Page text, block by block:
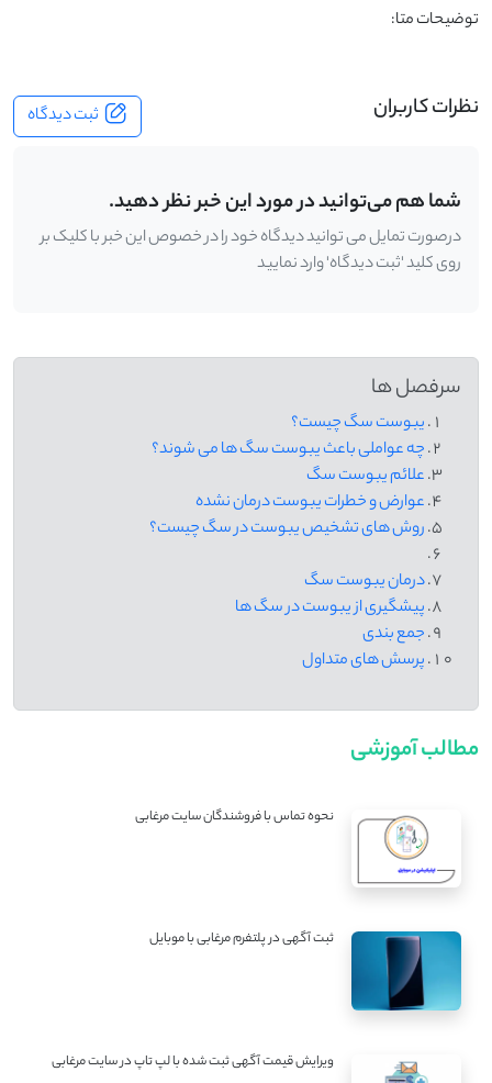
توضیحات متا:
نظرات کاربران ثبت دیدگاه
شما هم می‌توانید در مورد این خبر نظر دهید.
درصورت تمایل می توانید دیدگاه خود را در خصوص این خبر با کلیک بر
روی کلید 'ثبت دیدگاه' وارد نمایید
سرفصل ها
یبوست سگ چیست؟
چه عواملی باعث یبوست سگ ها می شوند؟
علائم یبوست سگ
عوارض و خطرات یبوست درمان نشده
روش های تشخیص یبوست در سگ چیست؟
درمان یبوست سگ
پیشگیری از یبوست در سگ ها
جمع بندی
پرسش های متداول
مطالب آموزشی
نحوه تماس با فروشندگان سایت مرغابی
ثبت آگهی در پلتفرم مرغابی با موبایل
ویرایش قیمت آگهی ثبت شده با لپ تاپ در سایت مرغابی